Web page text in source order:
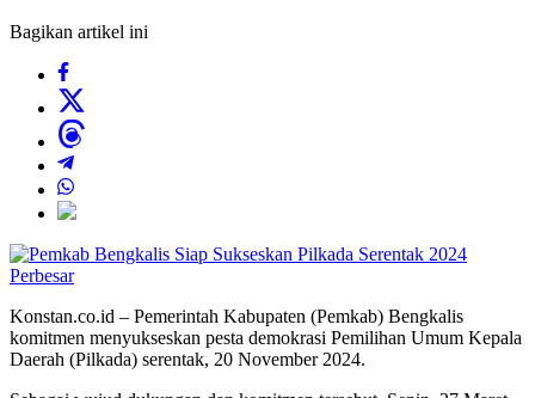
Bagikan artikel ini
Perbesar
Konstan.co.id – Pemerintah Kabupaten (Pemkab) Bengkalis
komitmen menyukseskan pesta demokrasi Pemilihan Umum Kepala
Daerah (Pilkada) serentak, 20 November 2024.